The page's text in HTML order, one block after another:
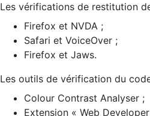
Les vérifications de restitution
Firefox et NVDA ;
Safari et VoiceOver ;
Firefox et Jaws.
Les outils de vérification du
Colour Contrast Analyser ;
Extension « Web